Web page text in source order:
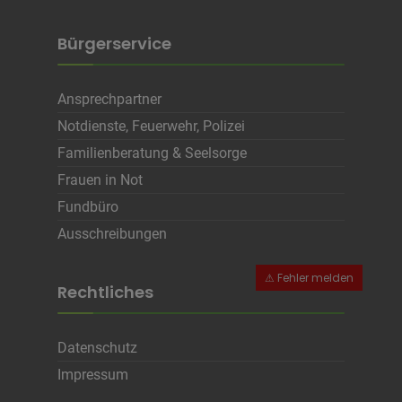
Bürgerservice
Ansprechpartner
Notdienste, Feuerwehr, Polizei
Familienberatung & Seelsorge
Frauen in Not
Fundbüro
Ausschreibungen
Rechtliches
Datenschutz
Impressum